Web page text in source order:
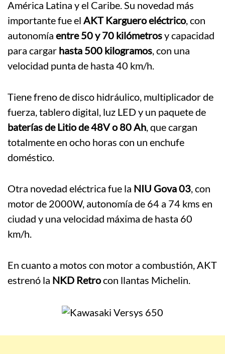
América Latina y el Caribe. Su novedad más
importante fue el AKT Karguero eléctrico, con
autonomía entre 50 y 70 kilómetrosy capacidad
para cargar hasta 500 kilogramos , con una
velocidad punta de hasta 40 km/h.
Tiene freno de disco hidráulico, multiplicador de
fuerza, tablero digital, luz LED y un paquete de
baterías de Litio de 48V o 80 Ah , que cargan
totalmente en ocho horas con un enchufe
doméstico.
Otra novedad eléctrica fue la NIU Gova 03 , con
motor de 2000W, autonomía de 64 a 74 kms en
ciudad y una velocidad máxima de hasta 60
km/h.
En cuanto a motos con motor a combustión, AKT
estrenó la NKD Retrocon llantas Michelin.